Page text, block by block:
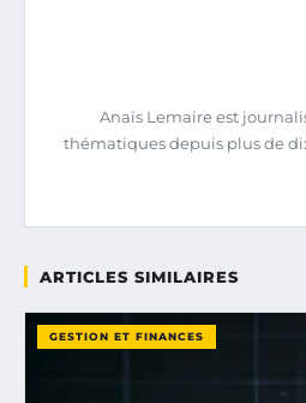
Anaïs Lemaire est
thématiques depuis plus de
ARTICLES SIMILAIRES
GESTION ET FINANCES